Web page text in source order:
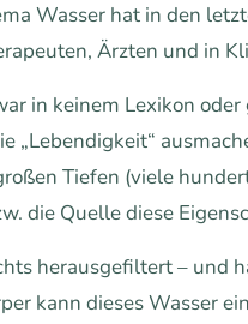
Wasser hat in den
Ärzten und in
in keinem Lexikon
Tiefen (viele
die Quelle diese
herausgefiltert –
kann dieses Wasser